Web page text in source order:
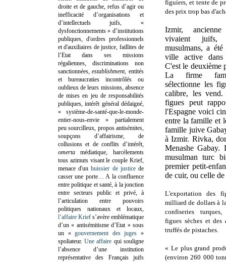
figuiers, et tente de
des prix trop bas
Izmir,
vivaient juifs,
musulmans, a
ville active dans
C'est le deuxième
La firme
sélectionne les
calibre, les
figues peut
l'Espagne voici
entre la famille et
famille juive
à Izmir. Rivka,
Menashe
musulman turc
premier petit-
de cuir, ou celle
L'exportation des
milliard de dollars à
confiseries
figues sèches et des
truffés de pistaches.
« Le plus grand
(environ 260 000
droite et de gauche, refus d’agir ou
inefficacité d’organisations et
d’intellectuels juifs, «
dysfonctionnements » d’institutions
publiques, d'ordres professionnels
et d'auxiliaires de justice, faillites de
l’Etat dans ses missions
régaliennes, discriminations non
sanctionnées,establishment, entités
et bureaucraties incontrôlés ou
oublieux de leurs missions, absence
de mises en jeu de responsabilités
publiques, intérêt général dédaigné,
« système-de-santé-que-le-monde-
entier-nous-envie » partialement
peu sourcilleux, propos antisémites,
soupçons d’affairisme, de
collusions et de conflits d’intérêt,
omertamédiatique, harcèlements
tous azimuts visant le couple Krief,
menace d'unhuissier de justicede
casser une porte… A la confluence
entre politique et santé, à la jonction
entre secteurs public et privé, à
l’articulation entre pouvoirs
politiques nationaux et locaux,
l’affaire Krief s’avère emblématique
d’un « antisémitisme d’Etat » sous
un «gouvernement des juges »
spoliateur.Une affaire qui souligne
l’absence d’une institution
représentative des Français juifs